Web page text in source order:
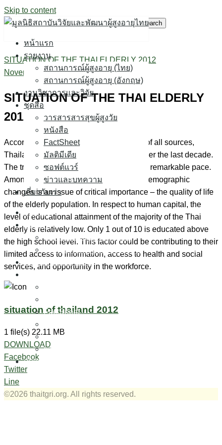
Skip to content
หน้าแรก
รายงาน
สถานการณ์ผู้สูงอายุ (ไทย)
สถานการณ์ผู้สูงอายุ (อังกฤษ)
งานวิชาการและวิจัย
ชุดสื่อ
วารสารสารสุขผู้สูงวัย
หนังสือ
FactSheet
มัลติมีเดีย
ซอฟต์แวร์
ข่าวและบทความ
เกี่ยวกับเรา
หน้าแรก
รายงาน
สถานการณ์ผู้สูงอายุ (ไทย)
สถานการณ์ผู้สูงอายุ (อังกฤษ)
งานวิชาการและวิจัย
FactSheet
ซอฟต์แวร์
ข่าวและบทความ
เกี่ยวกับเรา
Search for:
SITUATION OF THE THAI ELDERLY 2012
November 25, 2015December 30, 2017
SITUATION OF THE THAI ELDERLY
2012
According to the demographic database of all sources,
Thailand has entered an aging society over the last decade.
The trend will continue into the future at a remarkable pace.
Among the many influencing aspects of demographic
changes is an issue of critical importance – the quality of life
of the elderly population. In respect to human capital, the
level of educational attainment of the majority of the Thai
elderly is relatively low. Only 1 out of 10 is educated above
the high school level. This factor could be contributing to their
limited access to information, access to health and social
services, and opportunity in the workforce.
situation of thailand 2012
1 file(s) 22.11 MB
DOWNLOAD
Facebook
Twitter
Line
©2026 thaitgri.org. All rights reserved.